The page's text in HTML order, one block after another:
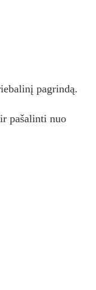
pagrindą.
pašalinti nuo